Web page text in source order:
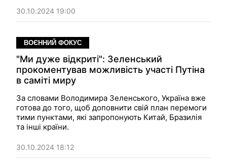
30.10.2024 19:00
ВОЄННИЙ ФОКУС
"Ми дуже відкриті": Зеленський
прокоментував можливість участі Путіна
в саміті миру
За словами Володимира Зеленського, Україна вже
готова до того, щоб доповнити свій план перемоги
тими пунктами, які запропонують Китай, Бразилія
та інші країни.
30.10.2024 18:12